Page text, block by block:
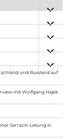
anzeigen
anzeigen
anzeigen
anzeigen
anzeigen
und Russland auf
mit Wolfgang Hajek
Sarrazin-Lesung in